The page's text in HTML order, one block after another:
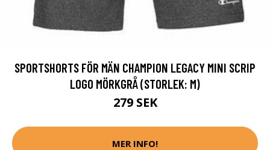
SPORTSHORTS FÖR MÄN CHAMPION LEGACY MINI SCRIP
LOGO MÖRKGRÅ (STORLEK: M)
279 SEK
MER INFO!